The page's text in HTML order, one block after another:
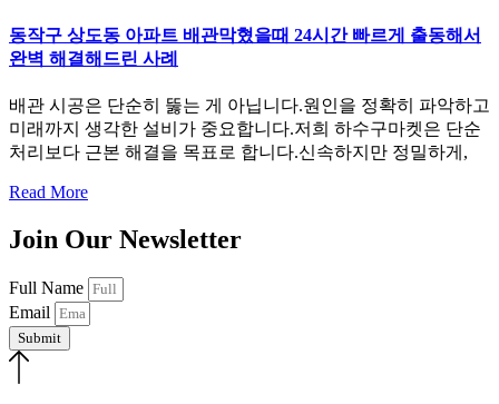
동작구 상도동 아파트 배관막혔을때 24시간 빠르게 출동해서
완벽 해결해드린 사례
배관 시공은 단순히 뚫는 게 아닙니다.원인을 정확히 파악하고
미래까지 생각한 설비가 중요합니다.저희 하수구마켓은 단순
처리보다 근본 해결을 목표로 합니다.신속하지만 정밀하게,
Read More
Join Our Newsletter
Full Name
Email
Submit